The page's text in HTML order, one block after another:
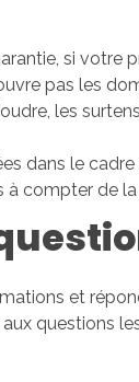
si votre
pas les
les
dans le
compter de
et
questions